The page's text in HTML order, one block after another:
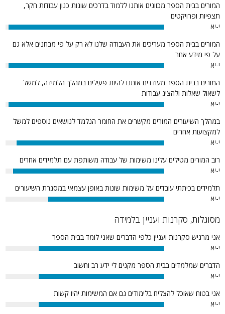
המורים בבית הספר מכוונים אותנו ללמוד בדרכים שונות כגון עבודות חקר,
תצפיות ופרויקטים
י-יא
98%
המורים בבית הספר מעריכים את העבודה שלנו לא רק על פי מבחנים אלא גם
על פי מידע אחר
י-יא
98%
המורים בבית הספר מעודדים אותנו להיות פעילים במהלך הלמידה, למשל
לשאול שאלות ולהציג עבודות
י-יא
98%
במהלך השיעורים המורים מקשרים את החומר הנלמד לנושאים נוספים למשל
למקצועות אחרים
י-יא
93%
רוב המורים מטילים עלינו משימות של עבודה משותפת עם תלמידים אחרים
י-יא
95%
תלמידים בכיתתי עובדים על משימות שונות באופן עצמאי במסגרת השיעורים
י-יא
73%
מסוגלות, סקרנות ועניין בלמידה
אני מרגיש סקרנות ועניין כלפי הדברים שאני לומד בבית הספר
י-יא
79%
הדברים שמלמדים בבית הספר מקנים לי ידע רב וחשוב
י-יא
79%
אני בטוח שאוכל להצליח בלימודים גם אם המשימות יהיו קשות
י-יא
79%